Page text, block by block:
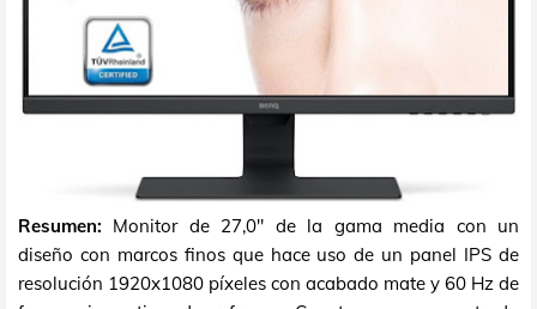
Resumen: Monitor de 27,0" de la gama media con un
diseño con marcos finos que hace uso de un panel IPS de
resolución 1920x1080 píxeles con acabado mate y 60 Hz de